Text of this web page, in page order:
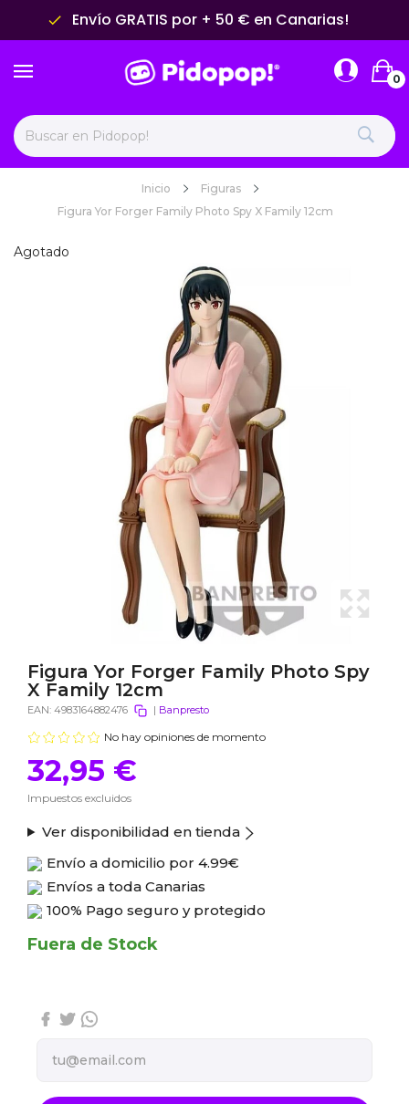
done Envío GRATIS por + 50 € en Canarias!
0
Inicio
Figuras
Figura Yor Forger Family Photo Spy X Family 12cm
Agotado
Figura Yor Forger Family Photo Spy
X Family 12cm
EAN: 4983164882476 | Banpresto
No hay opiniones de momento
32,95 €
Impuestos excluidos
Ver disponibilidad en tienda
Envío a domicilio por 4.99€
Envíos a toda Canarias
100% Pago seguro y protegido
Fuera de Stock